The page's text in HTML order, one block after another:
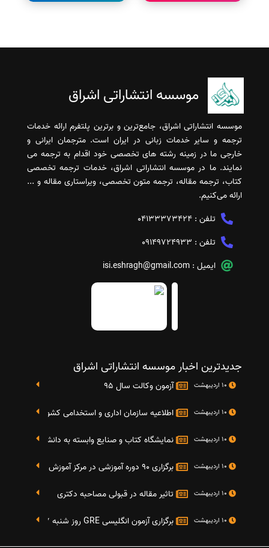
موسسه انتشاراتی اشراق
موسسه انتشاراتی اشراق، جامع‌ترین و برترین پلتفرم ارائه خدمات
ترجمه و سایر خدمات زبانی در ایران است. مترجمان ایرانی و
خارجی ما در زمینه رشته های تخصصی خود اقدام به ترجمه می
نمایند. ما در موسسه انتشاراتی اشراق، خدمات ترجمه تخصصی
کتاب، ترجمه مقاله، ترجمه متون تخصصی، ویراستاری مقاله و ...
ارائه می‌کنیم.
تلفن : 04133373424
تلفن : 09149724933
ایمیل : isi.eshragh@gmail.com
جدیدترین اخبار موسسه انتشاراتی اشراق
آزمون وکالت سال 95
اطلاعیه سازمان اداری و استخدامی کشور در خصوص
نمایشگاه کتاب و صنایع وابسته به دانشگاه صنعتی شریف 4 الی 8 مهر
برگزاری 90 دوره آموزشی در مرکز آموزش فرهنگی دانشگاه علامه
تاثیر مقاله در قبولی مصاحبه دکتری
برگزاری آزمون انگلیسی GRE روز شنبه 27 شهریور(مقارن با 17 سپتامبر 2016)